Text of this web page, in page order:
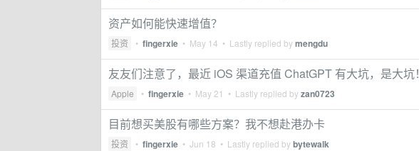
资产如何能快速增值？
投资 • fingerxie • May 14 • Lastly replied bymengdu
友友们注意了，最近 iOS 渠道充值 ChatGPT 有大坑，是大坑！
Apple • fingerxie • May 21 • Lastly replied byzan0723
目前想买美股有哪些方案？我不想赴港办卡
投资 • fingerxie • Jun 18 • Lastly replied bybytewalk